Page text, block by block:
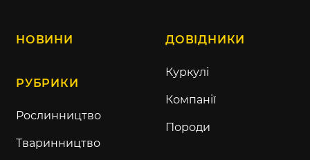
НОВИНИ
РУБРИКИ
Рослинництво
Тваринництво
ДОВІДНИКИ
Куркулі
Компанії
Породи